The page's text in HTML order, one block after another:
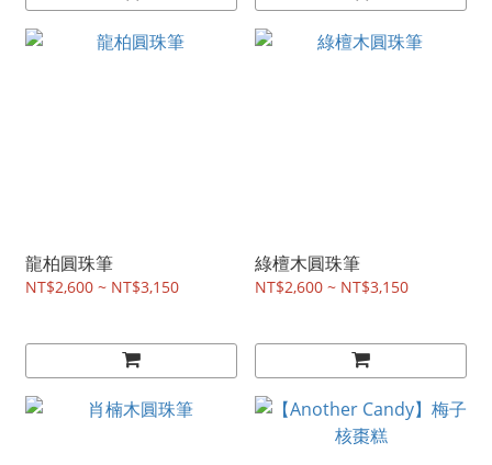
龍柏圓珠筆
NT$2,600 ~ NT$3,150
綠檀木圓珠筆
NT$2,600 ~ NT$3,150